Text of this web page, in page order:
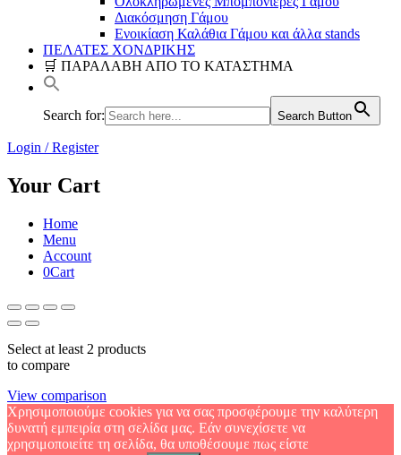
Διακόσμηση Γάμου
Ενοικίαση Καλάθια Γάμου και άλλα stands
ΠΕΛΑΤΕΣ ΧΟΝΔΡΙΚΗΣ
🛒 ΠΑΡΑΛΑΒΗ ΑΠΟ ΤΟ ΚΑΤΑΣΤΗΜΑ
Search for: Search Button
Login / Register
Your Cart
Home
Menu
Account
0Cart
Select at least 2 products
to compare
View comparison
Χρησιμοποιούμε cookies για να σας προσφέρουμε την καλύτερη
δυνατή εμπειρία στη σελίδα μας. Εάν συνεχίσετε να
χρησιμοποιείτε τη σελίδα, θα υποθέσουμε πως είστε